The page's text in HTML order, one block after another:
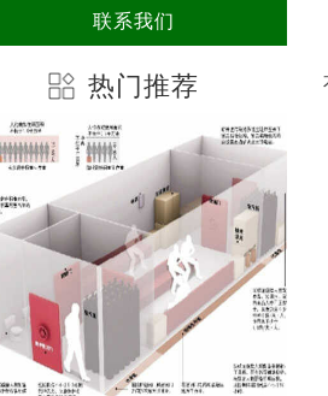
联系我们
热门推荐